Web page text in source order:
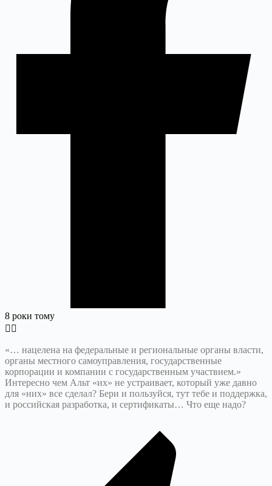
8 роки тому
«… нацелена на федеральные и региональные органы власти,
органы местного самоуправления, государственные
корпорации и компании с государственным участвием.»
Интересно чем Альт «их» не устраивает, который уже давно
для «них» все сделал? Бери и пользуйся, тут тебе и поддержка,
и российская разработка, и сертификаты… Что еще надо?